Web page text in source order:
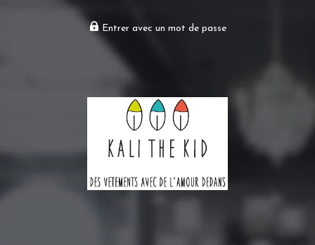
Entrer avec un mot de passe